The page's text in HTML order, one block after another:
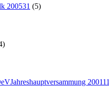
200531 (5)
200111